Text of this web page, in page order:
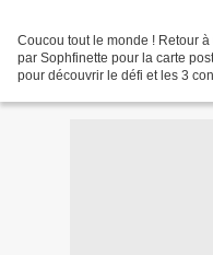
Coucou tout le monde ! Retour
par Sophfinette pour la carte
pour découvrir le défi et les 3